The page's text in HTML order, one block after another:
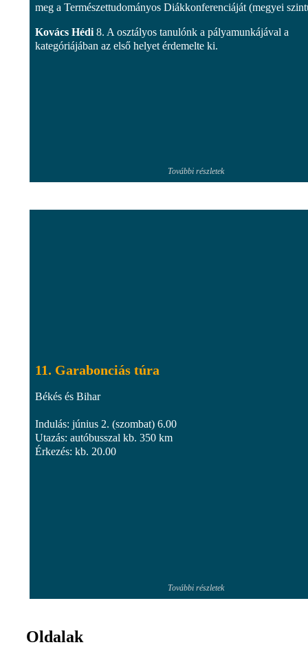
meg a Természettudományos Diákkonferenciáját (megyei
Kovács Hédi 8. A osztályos tanulónk a pályamunkájával a
kategóriájában az első helyet érdemelte ki.
További részletek
11. Garabonciás túra
Békés és Bihar
Indulás: június 2. (szombat) 6.00
Utazás: autóbusszal kb. 350 km
Érkezés: kb. 20.00
További részletek
Oldalak